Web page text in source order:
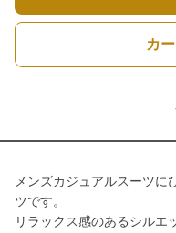
カ
メンズカジュアルスーツに
ツです。
リラックス感のあるシルエ